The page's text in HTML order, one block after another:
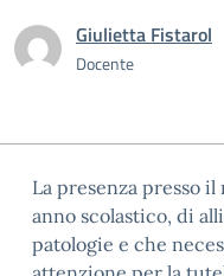
Giulietta Fistarol
Docente
La presenza presso
anno scolastico, di
patologie e che